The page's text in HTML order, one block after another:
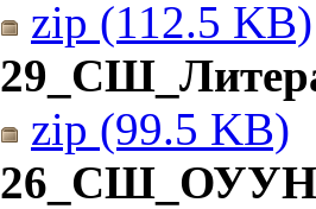
zip (112.5 KB)
zip (99.5 KB)
26_СШ_ОУУН